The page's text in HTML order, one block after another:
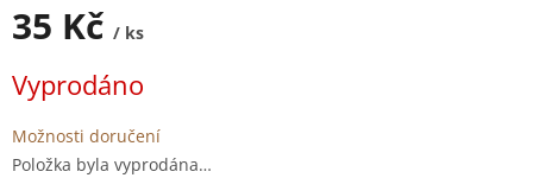
35 Kč / ks
cena:
Vyprodáno
Možnosti doručení
Položka byla vyprodána…